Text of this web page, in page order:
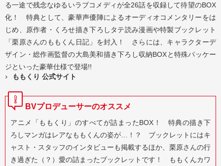
る一途で残念なゆるいラブコメディが全26話を収録して待望のBOX
化！ 特典として、豪華声優陣によるオーディオコメンタリーをは
じめ、原作者・くろせ描き下ろしタテ読み漫画や特製ブックレット
「栗原さんのももくん日記」を封入！ さらには、キャラクターデ
ザイン・総作画監督の大島美和描き下ろし収納BOXと特殊パッケー
ジといった豪華仕様で登場!!
ももくり 公式サイト
BVプロデューサーのオススメ
アニメ「ももくり」のすべてが詰まったBOX！ 特典の描き下
ろしマンガはレアなももくんの姿が…！？ ブックレットにはキ
ャスト・スタッフのインタビューも掲載するほか、栗原さんの行
き過ぎた（？）愛の詰まったブックレットです！ ももくんカワ